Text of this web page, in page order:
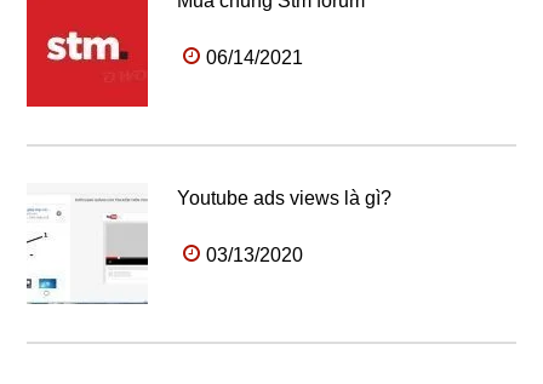
06/14/2021
Youtube ads views là gì?
03/13/2020